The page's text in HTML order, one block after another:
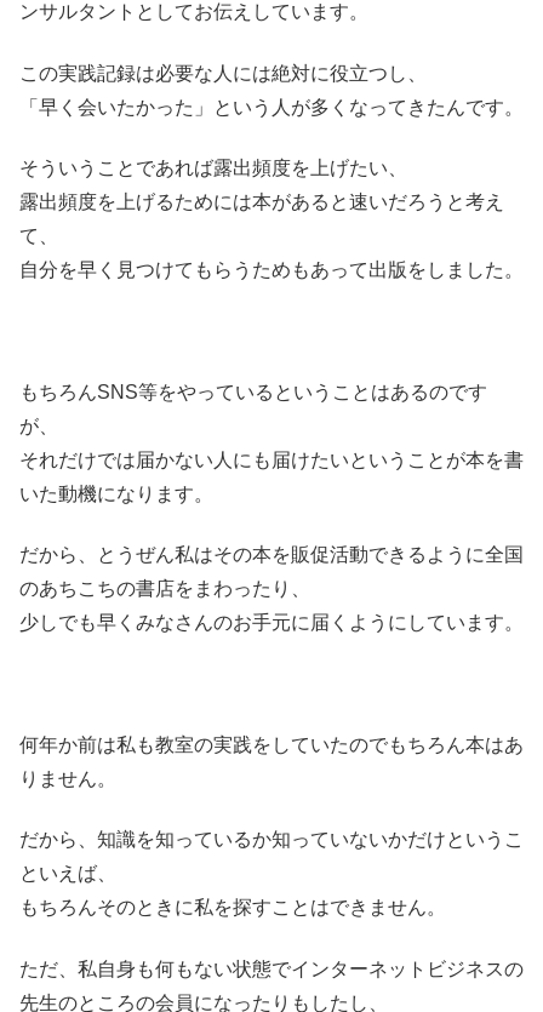
ンサルタントとしてお伝えしています。
この実践記録は必要な人には絶対に役立つし、
「早く会いたかった」という人が多くなってきたんです。
そういうことであれば露出頻度を上げたい、
露出頻度を上げるためには本があると速いだろうと考え
て、
自分を早く見つけてもらうためもあって出版をしました。
もちろんSNS等をやっているということはあるのです
が、
それだけでは届かない人にも届けたいということが本を書
いた動機になります。
だから、とうぜん私はその本を販促活動できるように全国
のあちこちの書店をまわったり、
少しでも早くみなさんのお手元に届くようにしています。
何年か前は私も教室の実践をしていたのでもちろん本はあ
りません。
だから、知識を知っているか知っていないかだけというこ
といえば、
もちろんそのときに私を探すことはできません。
ただ、私自身も何もない状態でインターネットビジネスの
先生のところの会員になったりもしたし、